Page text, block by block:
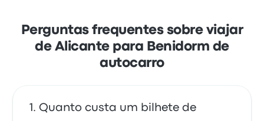
Perguntas frequentes sobre viajar
de Alicante para Benidorm de
autocarro
Quanto custa um bilhete de